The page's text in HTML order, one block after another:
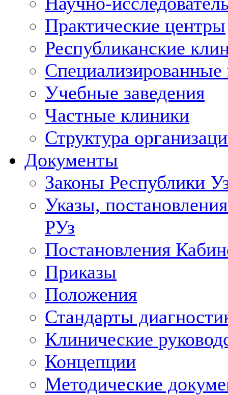
Практические центры
Республиканские
Учебные заведения
Частные клиники
Структура
Документы
Законы Республики
Указы,
РУз
Постановления
Приказы
Положения
Стандарты
Клинические
Концепции
Методические